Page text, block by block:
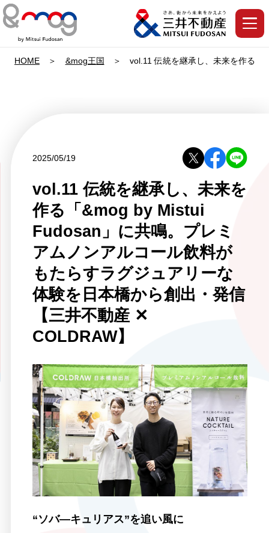
HOME &mog王国 vol.11 伝統を継承し、未来を作る
2025/05/19
vol.11 伝統を継承し、未来を
作る「&mog by Mistui
Fudosan」に共鳴。プレミ
アムノンアルコール飲料が
もたらすラグジュアリーな
体験を日本橋から創出・発信
【三井不動産 ✕
COLDRAW】
“ソバ―キュリアス”を追い風に